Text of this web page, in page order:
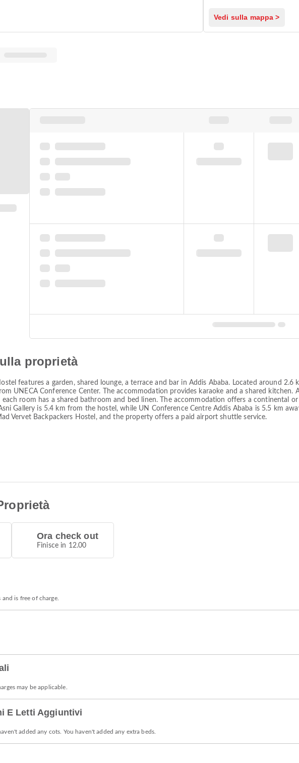
Vedi sulla mappa >
proprietà
features a garden, shared lounge, a terrace and bar in Addis Ababa. Located around
UNECA Conference Center. The accommodation provides karaoke and a shared
each room has a shared bathroom and bed linen. The accommodation offers a continental
Gallery is 5.4 km from the hostel, while UN Conference Centre Addis Ababa is 5.5 km
Vervet Backpackers Hostel, and the property offers a paid airport shuttle service.
Ora check out
Finisce in 12.00
is free of charge.
may be applicable.
E Letti Aggiuntivi
added any cots. You haven't added any extra beds.